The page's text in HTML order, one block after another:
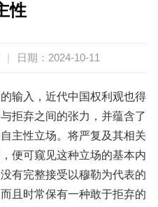
性
| 日期：2024-10-11
输入，近代中国权利观也得
拒弃之间的张力，并蕴含了
主性立场。将严复及其相关
便可窥见这种立场的基本内
有完整接受以穆勒为代表的
且时常保有一种敢于拒弃的